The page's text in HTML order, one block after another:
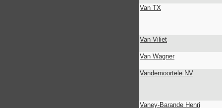
Van TX
Van Viliet
Van Wagner
Vandemoortele NV
Vaney-Barande Henri